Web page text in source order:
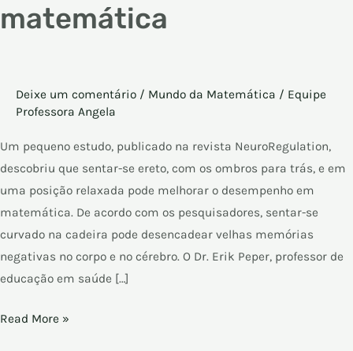
matemática
Deixe um comentário / Mundo da Matemática / Equipe
Professora Angela
Um pequeno estudo, publicado na revista NeuroRegulation,
descobriu que sentar-se ereto, com os ombros para trás, e em
uma posição relaxada pode melhorar o desempenho em
matemática. De acordo com os pesquisadores, sentar-se
curvado na cadeira pode desencadear velhas memórias
negativas no corpo e no cérebro. O Dr. Erik Peper, professor de
educação em saúde […]
Read More »